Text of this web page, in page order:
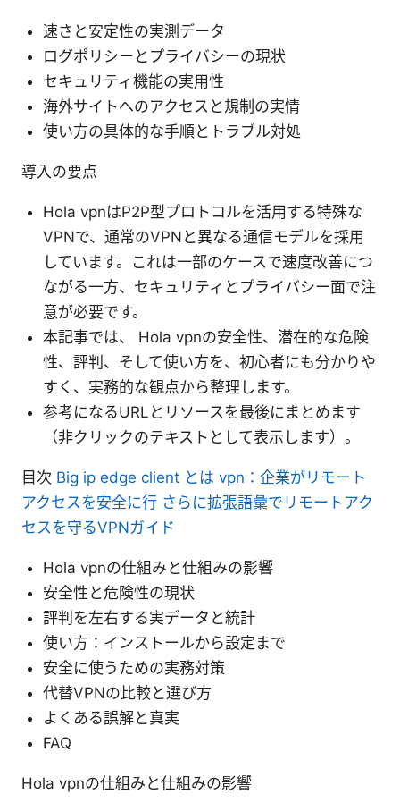
速さと安定性の実測データ
ログポリシーとプライバシーの現状
セキュリティ機能の実用性
海外サイトへのアクセスと規制の実情
使い方の具体的な手順とトラブル対処
導入の要点
Hola vpnはP2P型プロトコルを活用する特殊な
VPNで、通常のVPNと異なる通信モデルを採用
しています。これは一部のケースで速度改善につ
ながる一方、セキュリティとプライバシー面で注
意が必要です。
本記事では、 Hola vpnの安全性、潜在的な危険
性、評判、そして使い方を、初心者にも分かりや
すく、実務的な観点から整理します。
参考になるURLとリソースを最後にまとめます
（非クリックのテキストとして表示します）。
目次 Big ip edge client とは vpn：企業がリモート
アクセスを安全に行 さらに拡張語彙でリモートアク
セスを守るVPNガイド
Hola vpnの仕組みと仕組みの影響
安全性と危険性の現状
評判を左右する実データと統計
使い方：インストールから設定まで
安全に使うための実務対策
代替VPNの比較と選び方
よくある誤解と真実
FAQ
Hola vpnの仕組みと仕組みの影響